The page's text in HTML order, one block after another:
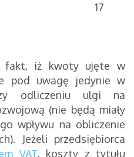
17
fakt, iż kwoty ujęte w
pod uwagę jedynie w
odliczeniu ulgi na
(nie będą miały
wpływu na obliczenie
Jeżeli przedsiębiorca
VAT, koszty z tytułu